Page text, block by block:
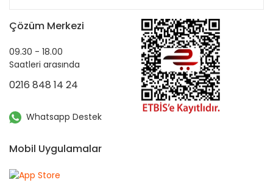
Çözüm Merkezi
09.30 - 18.00
Saatleri arasında
0216 848 14 24
Whatsapp Destek
Mobil Uygulamalar